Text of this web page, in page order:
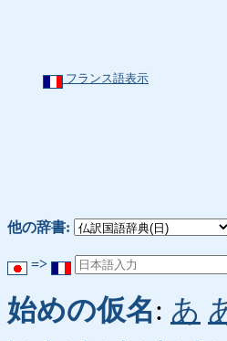
フランス語表示
他の辞書:
=>
始めの仮名: あ